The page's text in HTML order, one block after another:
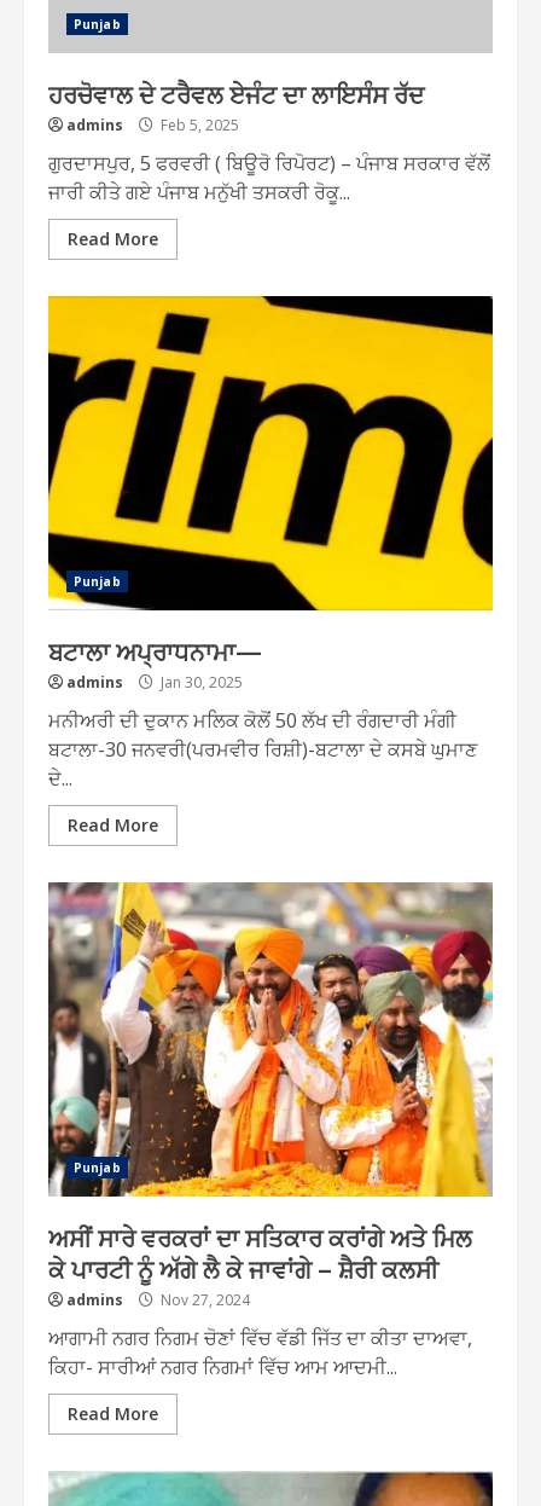
Punjab
ਹਰਚੋਵਾਲ ਦੇ ਟਰੈਵਲ ਏਜੰਟ ਦਾ ਲਾਇਸੰਸ ਰੱਦ
admins Feb 5, 2025
ਗੁਰਦਾਸਪੁਰ, 5 ਫਰਵਰੀ ( ਬਿਊਰੋ ਰਿਪੋਰਟ) – ਪੰਜਾਬ ਸਰਕਾਰ ਵੱਲੋਂ
ਜਾਰੀ ਕੀਤੇ ਗਏ ਪੰਜਾਬ ਮਨੁੱਖੀ ਤਸਕਰੀ ਰੋਕੂ...
Read More
Punjab
ਬਟਾਲਾ ਅਪ੍ਰਾਧਨਾਮਾ—
admins Jan 30, 2025
ਮਨੀਅਰੀ ਦੀ ਦੁਕਾਨ ਮਲਿਕ ਕੋਲੋਂ 50 ਲੱਖ ਦੀ ਰੰਗਦਾਰੀ ਮੰਗੀ
ਬਟਾਲਾ-30 ਜਨਵਰੀ(ਪਰਮਵੀਰ ਰਿਸ਼ੀ)-ਬਟਾਲਾ ਦੇ ਕਸਬੇ ਘੁਮਾਣ
ਦੇ...
Read More
Punjab
ਅਸੀਂ ਸਾਰੇ ਵਰਕਰਾਂ ਦਾ ਸਤਿਕਾਰ ਕਰਾਂਗੇ ਅਤੇ ਮਿਲ
ਕੇ ਪਾਰਟੀ ਨੂੰ ਅੱਗੇ ਲੈ ਕੇ ਜਾਵਾਂਗੇ – ਸ਼ੈਰੀ ਕਲਸੀ
admins Nov 27, 2024
ਆਗਾਮੀ ਨਗਰ ਨਿਗਮ ਚੋਣਾਂ ਵਿੱਚ ਵੱਡੀ ਜਿੱਤ ਦਾ ਕੀਤਾ ਦਾਅਵਾ,
ਕਿਹਾ- ਸਾਰੀਆਂ ਨਗਰ ਨਿਗਮਾਂ ਵਿੱਚ ਆਮ ਆਦਮੀ...
Read More